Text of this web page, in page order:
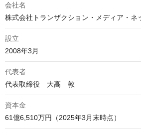
会社名
株式会社トランザクション・メディア・ネ
設立
2008年3月
代表者
代表取締役　大高　敦
資本金
61億6,510万円（2025年3月末時点）